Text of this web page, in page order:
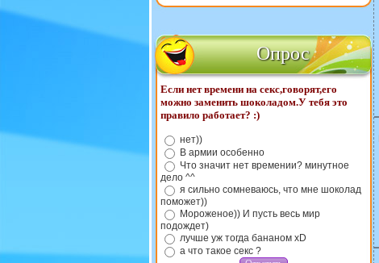
Опрос
Если нет времени на секс,говорят,его
можно заменить шоколадом.У тебя это
правило работает? :)
нет))
В армии особенно
Что значит нет времении? минутное
дело ^^
я сильно сомневаюсь, что мне шоколад
поможет))
Мороженое)) И пусть весь мир
подождет)
лучше уж тогда бананом xD
а что такое секс ?